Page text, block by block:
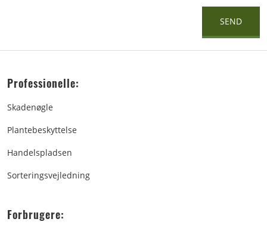
Professionelle:
Skadenøgle
Plantebeskyttelse
Handelspladsen
Sorteringsvejledning
Forbrugere: